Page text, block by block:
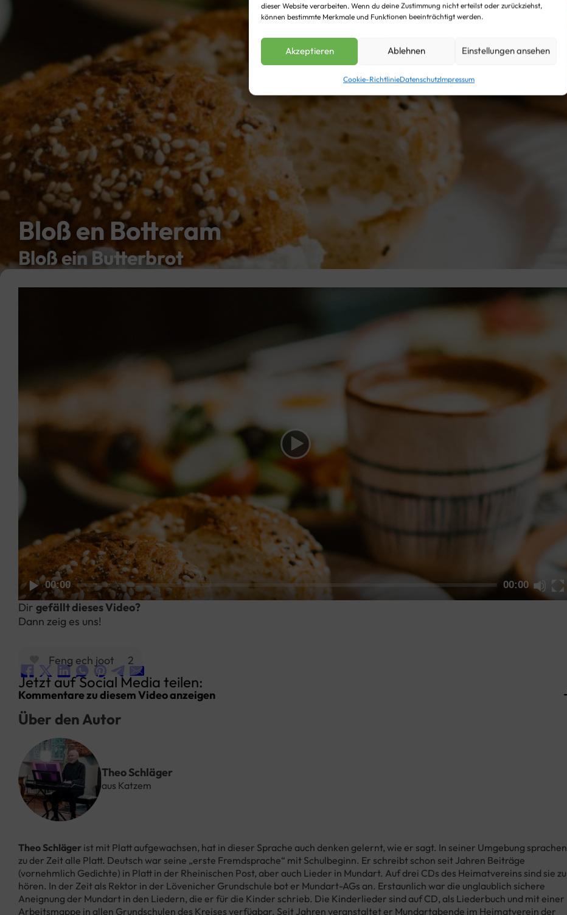
dieser Website verarbeiten. Wenn du deine Zustimmung nicht erteilst oder zurückziehst,
können bestimmte Merkmale und Funktionen beeinträchtigt werden.
Akzeptieren Ablehnen Einstellungen ansehen
Cookie-RichtlinieDatenschutzImpressum
Bloß en Botteram
Bloß ein Butterbrot
00:00 00:00
Dir gefällt dieses Video?
Dann zeig es uns!
Feng ech joot 2
Jetzt auf Social Media teilen:
Kommentare zu diesem Video anzeigen
Über den Autor
Theo Schläger
aus Katzem
Theo Schlägerist mit Platt aufgewachsen, hat in dieser Sprache auch denken gelernt, wie er sagt. In seiner Umgebung sprachen
zu der Zeit alle Platt. Deutsch war seine „erste Fremdsprache“ mit Schulbeginn. Er schreibt schon seit Jahren Beiträge
(vornehmlich Gedichte) in Platt in der Rheinischen Post, aber auch Lieder in Mundart. Auf drei CDs des Heimatvereins sind sie zu
hören. In der Zeit als Rektor in der Lövenicher Grundschule bot er Mundart-AGs an. Erstaunlich war die unglaublich sichere
Aneignung der Mundart in den Liedern, die er für die Kinder schrieb. Die Kinderlieder sind auf CD, als Liederbuch und mit einer
Arbeitsmappe in allen Grundschulen des Kreises verfügbar. Seit Jahren veranstaltet er Mundartabende im Heimatverein der